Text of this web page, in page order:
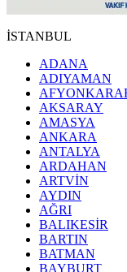
İSTANBUL
ADANA
ADIYAMAN
AKSARAY
AMASYA
ANKARA
ANTALYA
ARDAHAN
ARTVİN
AYDIN
AĞRI
BALIKESİR
BARTIN
BATMAN
BAYBURT